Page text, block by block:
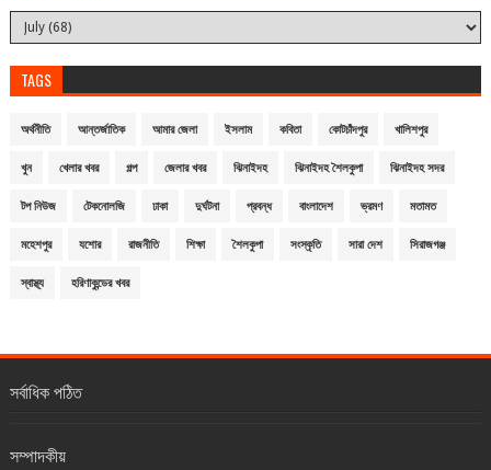
TAGS
অর্থনীতি আন্তর্জাতিক আমার জেলা ইসলাম কবিতা কোটচাঁদপুর খালিশপুর
খুন খেলার খবর গল্প জেলার খবর ঝিনাইদহ ঝিনাইদহ শৈলকুপা ঝিনাইদহ সদর
টপ নিউজ টেকনোলজি ঢাকা দুর্ঘটনা প্রবন্ধ বাংলাদেশ ভ্রমণ মতামত
মহেশপুর যশোর রাজনীতি শিক্ষা শৈলকুপা সংস্কৃতি সারা দেশ সিরাজগঞ্জ
স্বাস্থ্য হরিণাকুন্ডের খবর
সর্বাধিক পঠিত
সম্পাদকীয়